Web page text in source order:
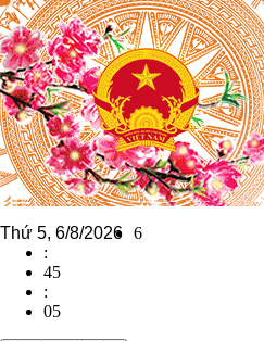
Thứ 5, 6/8/2026 6
:
45
:
05